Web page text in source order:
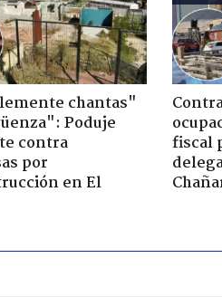
chantas"
Poduje
contra
por
en El
fiscal